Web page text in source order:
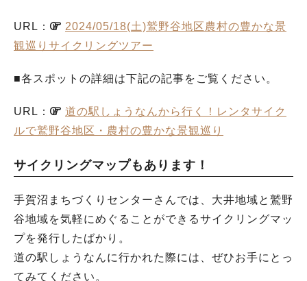
URL：
2024/05/18(土)鷲野谷地区農村の豊かな景
観巡りサイクリングツアー
■各スポットの詳細は下記の記事をご覧ください。
URL：
道の駅しょうなんから行く！レンタサイク
ルで鷲野谷地区・農村の豊かな景観巡り
サイクリングマップもあります！
手賀沼まちづくりセンターさんでは、大井地域と鷲野
谷地域を気軽にめぐることができるサイクリングマッ
プを発行したばかり。
道の駅しょうなんに行かれた際には、ぜひお手にとっ
てみてください。